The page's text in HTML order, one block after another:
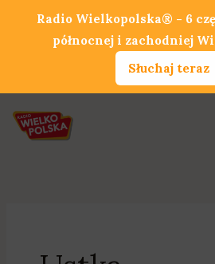
Radio Wielkopolska® - 6
północnej i zachodniej
Słuchaj teraz